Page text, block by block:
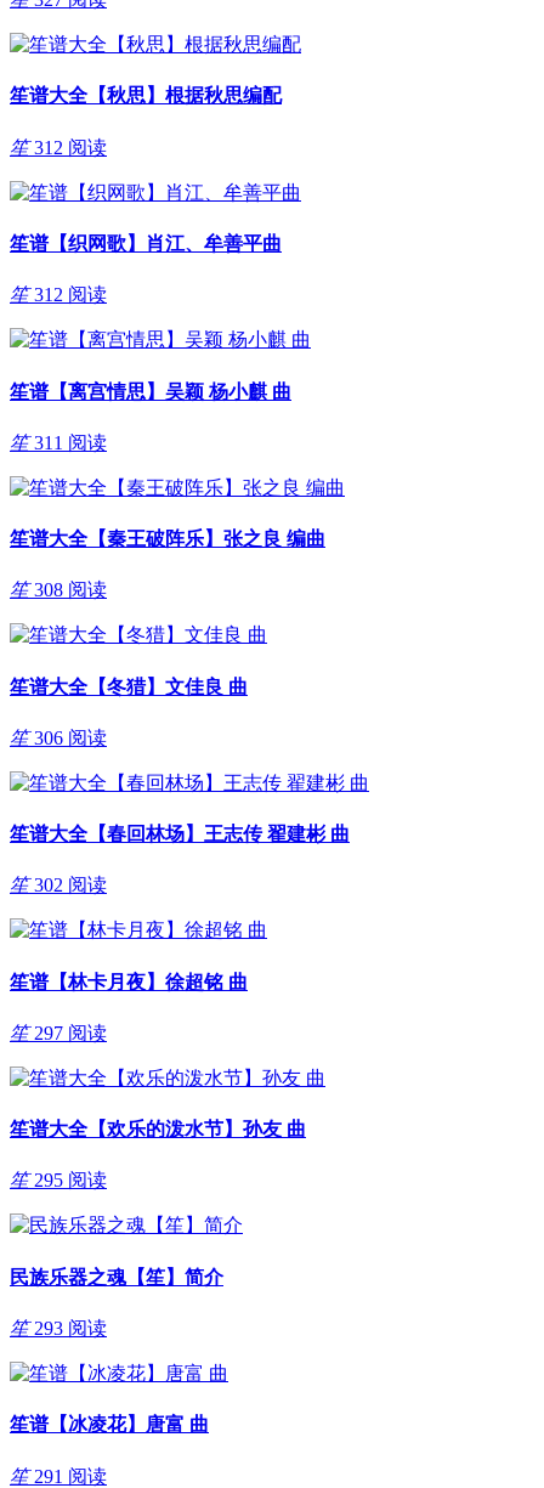
笙谱大全【秋思】根据秋思编配
笙 312 阅读
笙谱【织网歌】肖江、牟善平曲
笙 312 阅读
笙谱【离宫情思】吴颖 杨小麒 曲
笙 311 阅读
笙谱大全【秦王破阵乐】张之良 编曲
笙 308 阅读
笙谱大全【冬猎】文佳良 曲
笙 306 阅读
笙谱大全【春回林场】王志传 翟建彬 曲
笙 302 阅读
笙谱【林卡月夜】徐超铭 曲
笙 297 阅读
笙谱大全【欢乐的泼水节】孙友 曲
笙 295 阅读
民族乐器之魂【笙】简介
笙 293 阅读
笙谱【冰凌花】唐富 曲
笙 291 阅读